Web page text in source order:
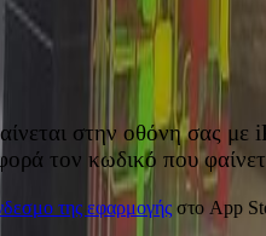
στην οθόνη σας
τον κωδικό που
της εφαρμογής στο App